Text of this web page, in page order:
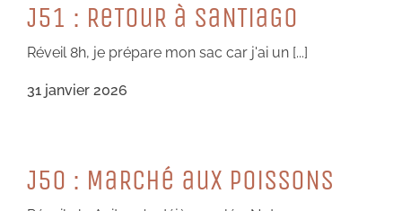
J51 : ReTouR à SaNTiaGO
Réveil 8h, je prépare mon sac car j'ai un [...]
31 janvier 2026
J50 : MaRCHé auX PoiSSoNS